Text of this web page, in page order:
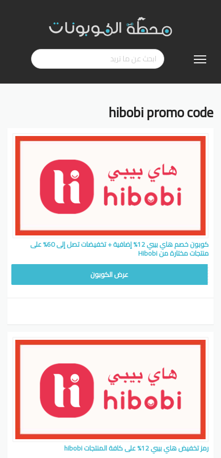
إلى
hibobi promo code
كوبون خصم هاي بيبي 12% إضافية + تخفيضات تصل إلى 60% على
منتجات مختارة من Hibobi
عرض الكوبون
رمز تخفيض هاي بيبي 12% على كافة المنتجات hibobi